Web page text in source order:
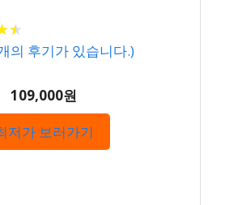
★
★
의 후기가 있습니다.)
109,000원
저가 보러가기